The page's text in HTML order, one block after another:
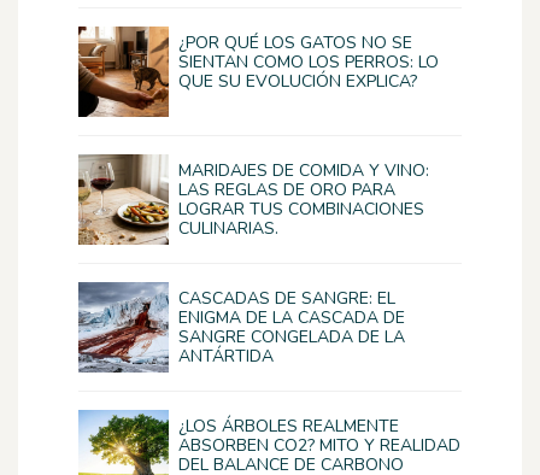
¿POR QUÉ LOS GATOS NO SE
SIENTAN COMO LOS PERROS: LO
QUE SU EVOLUCIÓN EXPLICA?
MARIDAJES DE COMIDA Y VINO:
LAS REGLAS DE ORO PARA
LOGRAR TUS COMBINACIONES
CULINARIAS.
CASCADAS DE SANGRE: EL
ENIGMA DE LA CASCADA DE
SANGRE CONGELADA DE LA
ANTÁRTIDA
¿LOS ÁRBOLES REALMENTE
ABSORBEN CO2? MITO Y REALIDAD
DEL BALANCE DE CARBONO